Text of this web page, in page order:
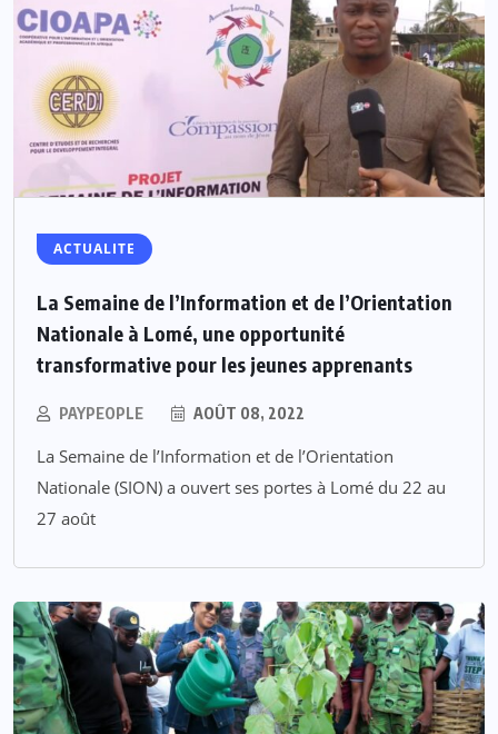
ACTUALITE
La Semaine de l’Information et de l’Orientation
Nationale à Lomé, une opportunité
transformative pour les jeunes apprenants
PAYPEOPLE AOÛT 08, 2022
La Semaine de l’Information et de l’Orientation
Nationale (SION) a ouvert ses portes à Lomé du 22 au
27 août